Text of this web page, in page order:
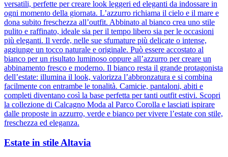
versatili, perfette per creare look leggeri ed eleganti da indossare in
ogni momento della giornata. L’azzurro richiama il cielo e il mare e
dona subito freschezza all’outfit. Abbinato al bianco crea uno stile
pulito e raffinato, ideale sia per il tempo libero sia per le occasioni
più eleganti. Il verde, nelle sue sfumature più delicate o intense,
aggiunge un tocco naturale e originale. Può essere accostato al
bianco per un risultato luminoso oppure all’azzurro per creare un
abbinamento fresco e moderno. Il bianco resta il grande protagonista
dell’estate: illumina il look, valorizza l’abbronzatura e si combina
facilmente con entrambe le tonalità. Camicie, pantaloni, abiti e
completi diventano così la base perfetta per tanti outfit estivi. Scopri
la collezione di Calcagno Moda al Parco Corolla e lasciati ispirare
dalle proposte in azzurro, verde e bianco per vivere l’estate con stile,
freschezza ed eleganza.
Estate in stile Altavia